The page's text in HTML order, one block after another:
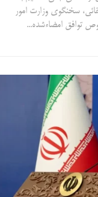
سخنگوی وزارت امور
توافق امضاءشده...